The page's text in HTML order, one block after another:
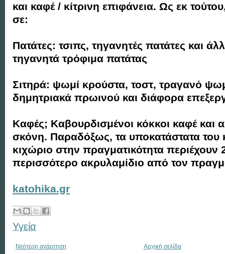
και καφέ / κίτρινη επιφάνεια. Ως εκ
σε:
Πατάτες: τσιπς, τηγανητές πατάτες και
τηγανητά τρόφιμα πατάτας
Σιτηρά: ψωμί κρούστα, τοστ, τραγανό
δημητριακά πρωινού και διάφορα
Καφές; Καβουρδισμένοι κόκκοι καφέ και
σκόνη. Παραδόξως, τα υποκατάστατα του
κιχώριο στην πραγματικότητα περιέχουν
περισσότερο ακρυλαμίδιο από τον
katohika.gr
Υγεία
Νεότερη ανάρτηση Αρχική σελίδα